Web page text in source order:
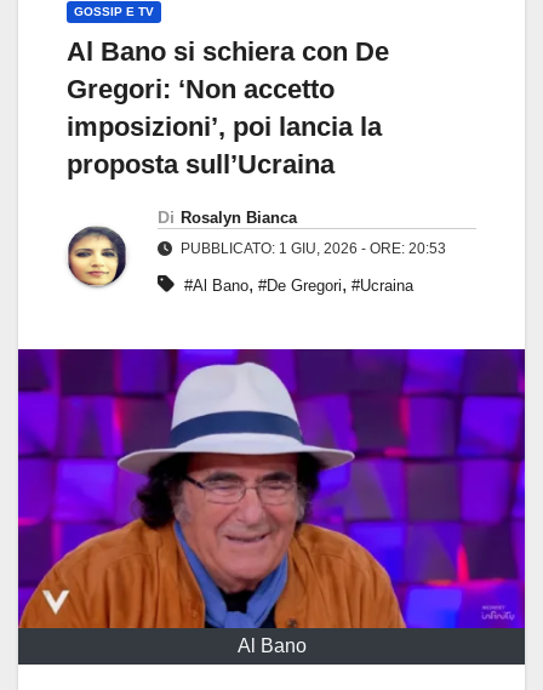
GOSSIP E TV
Al Bano si schiera con De
Gregori: ‘Non accetto
imposizioni’, poi lancia la
proposta sull’Ucraina
Di Rosalyn Bianca
PUBBLICATO: 1 GIU, 2026 - ORE: 20:53
#Al Bano, #De Gregori, #Ucraina
Al Bano